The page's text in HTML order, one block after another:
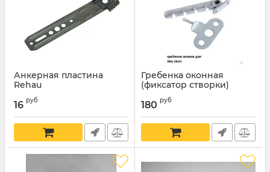
Анкерная пластина
Rehau
16 руб
Гребенка оконная
(фиксатор створки)
180 руб